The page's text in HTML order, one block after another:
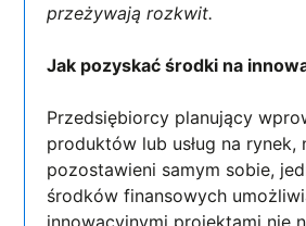
przeżywają rozkwit.
Jak pozyskać środki na
Przedsiębiorcy planujący
produktów lub usług na rynek,
pozostawieni samym sobie,
środków finansowych
innowacyjnymi projektami nie